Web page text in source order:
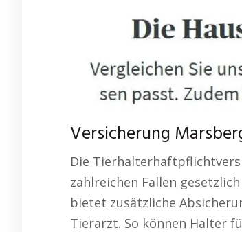
Versicherung
Die
zahlreichen Fällen
bietet zusätzliche
Tierarzt. So können Halter